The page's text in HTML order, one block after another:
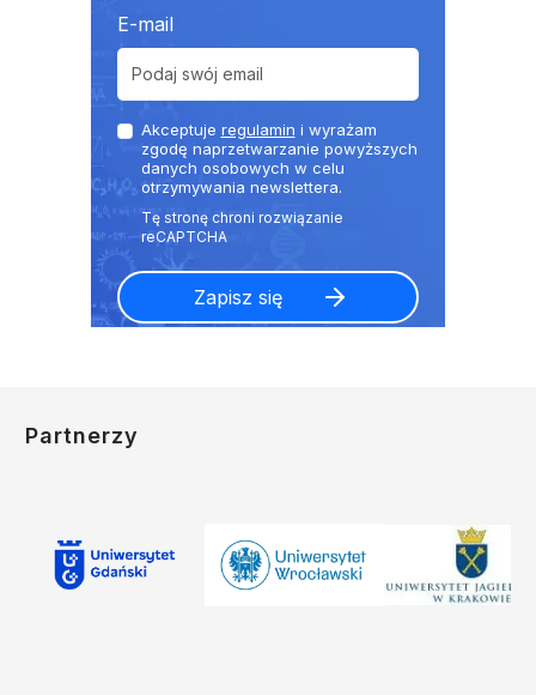
E-mail
Akceptuje regulamin i wyrażam
zgodę naprzetwarzanie powyższych
danych osobowych w celu
otrzymywania newslettera.
Partnerzy